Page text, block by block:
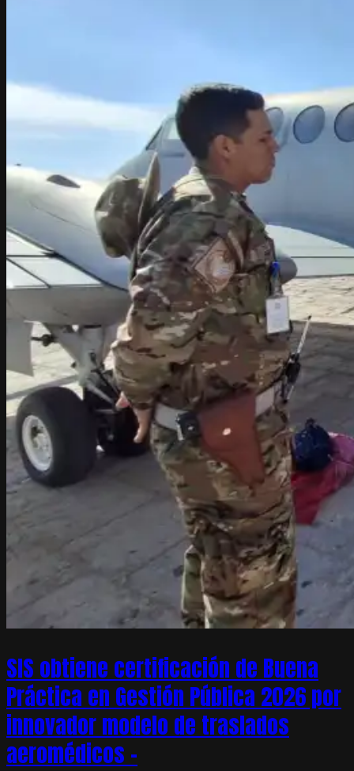
SIS obtiene certificación de Buena
Práctica en Gestión Pública 2026 por
innovador modelo de traslados
aeromédicos –